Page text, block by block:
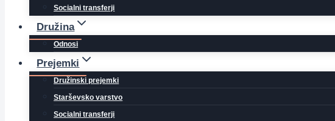
Socialni transferji
Družina
Odnosi
Prejemki
Družinski prejemki
Starševsko varstvo
Socialni transferji